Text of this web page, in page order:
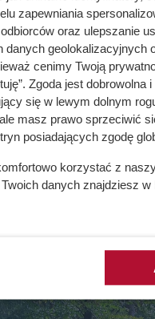
cieplnej, ale również
koszty
zapewniania
oraz ulepszanie
geolokalizacyjnych
cenimy Twoją
Zgoda jest dobrowolna
się w lewym dolnym
masz prawo sprzeciwić
posiadających zgodę
korzystać z
danych znajdziesz w